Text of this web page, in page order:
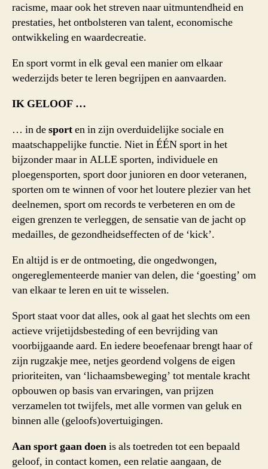
racisme, maar ook het streven naar uitmuntendheid en
prestaties, het ontbolsteren van talent, economische
ontwikkeling en waardecreatie.
En sport vormt in elk geval een manier om elkaar
wederzijds beter te leren begrijpen en aanvaarden.
IK GELOOF …
… in desporten in zijn overduidelijke sociale en
maatschappelijke functie. Niet in ÉÉN sport in het
bijzonder maar in ALLE sporten, individuele en
ploegensporten, sport door junioren en door veteranen,
sporten om te winnen of voor het loutere plezier van het
deelnemen, sport om records te verbeteren en om de
eigen grenzen te verleggen, de sensatie van de jacht op
medailles, de gezondheidseffecten of de ‘kick’.
En altijd is er de ontmoeting, die ongedwongen,
ongereglementeerde manier van delen, die ‘goesting’ om
van elkaar te leren en uit te wisselen.
Sport staat voor dat alles, ook al gaat het slechts om een
actieve vrijetijdsbesteding of een bevrijding van
voorbijgaande aard. En iedere beoefenaar brengt haar of
zijn rugzakje mee, netjes geordend volgens de eigen
prioriteiten, van ‘lichaamsbeweging’ tot mentale kracht
opbouwen op basis van ervaringen, van prijzen
verzamelen tot twijfels, met alle vormen van geluk en
binnen alle (geloofs)overtuigingen.
Aan sport gaan doenis als toetreden tot een bepaald
geloof, in contact komen, een relatie aangaan, de